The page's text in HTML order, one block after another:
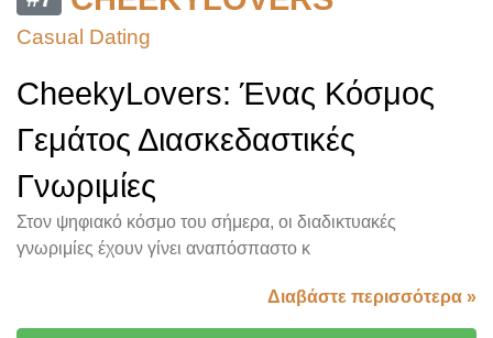
Casual Dating
CheekyLovers: Ένας Κόσμος
Γεμάτος Διασκεδαστικές
Γνωριμίες
Στον ψηφιακό κόσμο του σήμερα, οι διαδικτυακές
γνωριμίες έχουν γίνει αναπόσπαστο κ
Διαβάστε περισσότερα »